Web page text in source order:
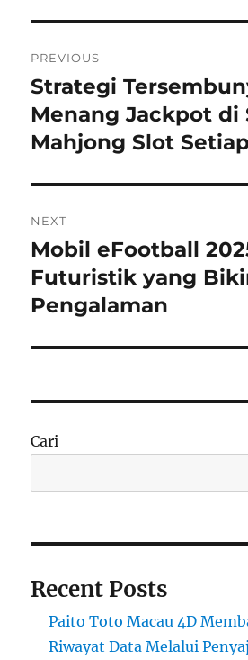
pos
PREVIOUS
Previous
post:
Strategi
Menang Jackpot di
Mahjong Slot
NEXT
Next
post:
Mobil eFootball
Futuristik yang
Pengalaman
Cari
Recent Posts
Paito Toto Macau 4D
Riwayat Data Melalui